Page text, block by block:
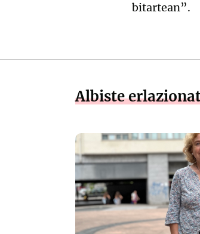
bitartean”.
Albiste